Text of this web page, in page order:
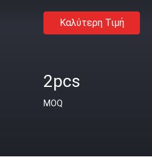
Καλύτερη Τιμή
2pcs
MOQ